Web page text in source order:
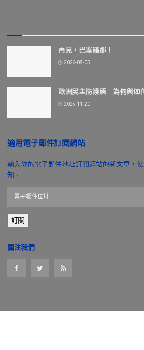
再見，巴塞羅那！
2026-08-05
歐洲民主防護盾 為何與如
2025-11-20
適用電子郵件訂閱網站
輸入你的電子郵件地址訂閱網站的新文章，
知。
郵
件
址
訂閱
關注我們